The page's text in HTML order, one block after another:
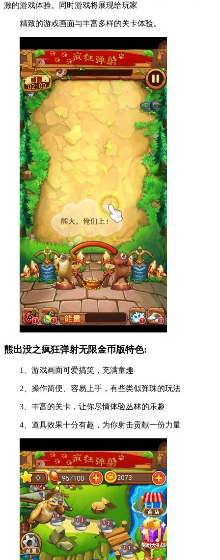
激的游戏体验。同时游戏将展现给玩家
精致的游戏画面与丰富多样的关卡体验。
熊出没之疯狂弹射无限金币版特色:
1、游戏画面可爱搞笑，充满童趣
2、操作简便、容易上手，有些类似弹珠的玩法
3、丰富的关卡，让你尽情体验丛林的乐趣
4、道具效果十分有趣，为你射击贡献一份力量